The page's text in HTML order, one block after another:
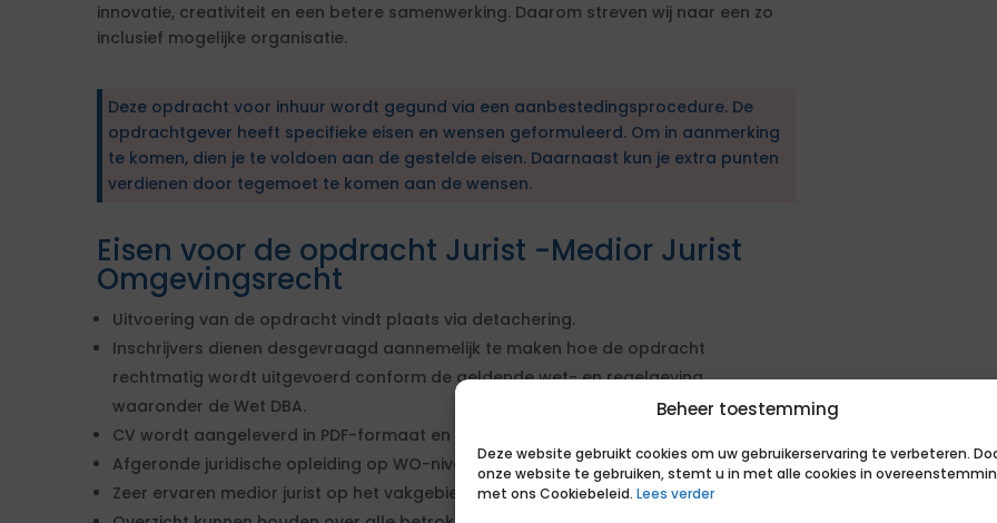
Beheer toestemming
Deze website gebruikt cookies om uw gebruikerservaring te verbeteren.
onze website te gebruiken, stemt u in met alle cookies in
met ons Cookiebeleid. Lees verder
innovatie, creativiteit en een betere samenwerking. Daarom streven wij naar een zo
inclusief mogelijke organisatie.
Deze opdracht voor inhuur wordt gegund via een aanbestedingsprocedure. De
opdrachtgever heeft specifieke eisen en wensen geformuleerd. Om in aanmerking
te komen, dien je te voldoen aan de gestelde eisen. Daarnaast kun je extra punten
verdienen door tegemoet te komen aan de wensen.
Eisen voor de opdracht Jurist -Medior Jurist
Omgevingsrecht
Uitvoering van de opdracht vindt plaats via detachering.
Inschrijvers dienen desgevraagd aannemelijk te maken hoe de opdracht
rechtmatig wordt uitgevoerd conform de geldende wet- en regelgeving,
waaronder de Wet DBA.
CV wordt aangeleverd in PDF-formaat en in het Nederlands.
Afgeronde juridische opleiding op WO-niveau.
Zeer ervaren medior jurist op het vakgebied Vergunningen, Toezicht en Handhaving.